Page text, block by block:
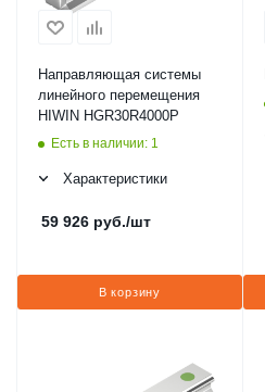
Направляющая системы
линейного перемещения
HIWIN HGR30R4000P
Есть в наличии: 1
Характеристики
59 926 руб./шт
В корзину